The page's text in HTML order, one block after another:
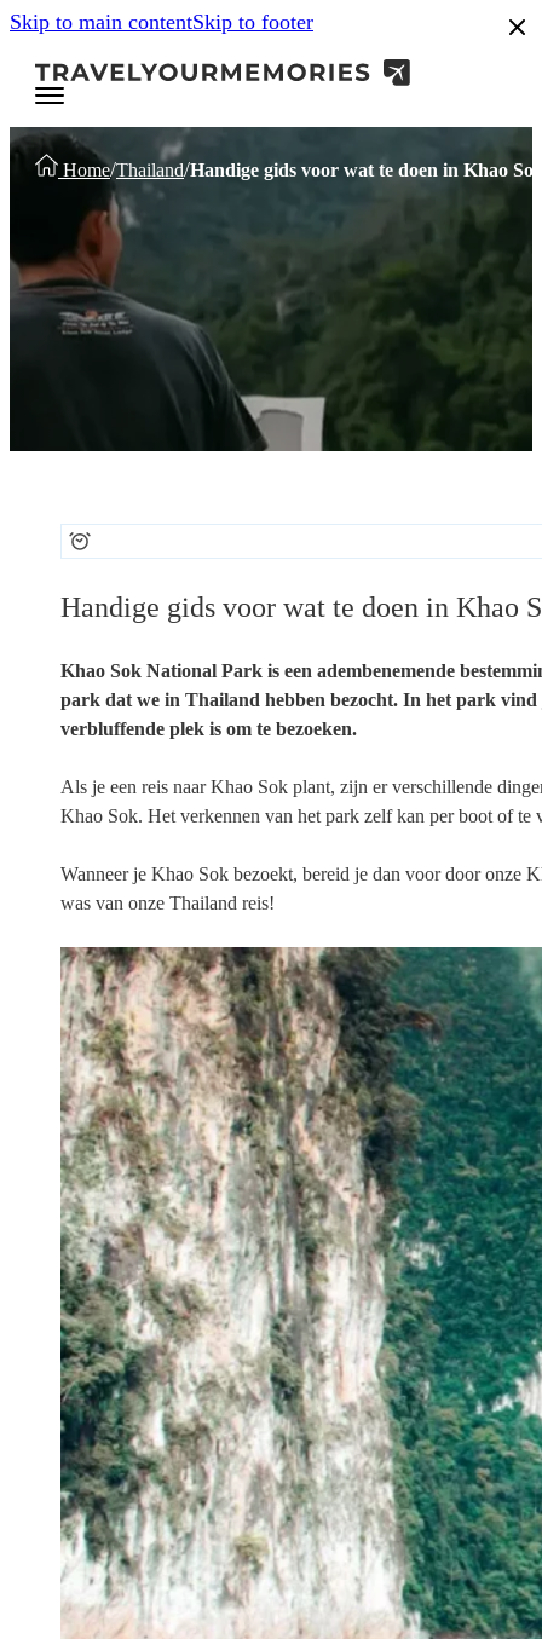
Skip to main contentSkip to footer
Home/Thailand/Handige gids voor wat te doen in Khao
Handige gids voor wat te doen in Khao
Khao Sok National Park is een adembenemende
park dat we in Thailand hebben bezocht. In het park
verbluffende plek is om te bezoeken.
Als je een reis naar Khao Sok plant, zijn er verschillende
Khao Sok. Het verkennen van het park zelf kan per boot of
Wanneer je Khao Sok bezoekt, bereid je dan voor door onze
was van onze Thailand reis!